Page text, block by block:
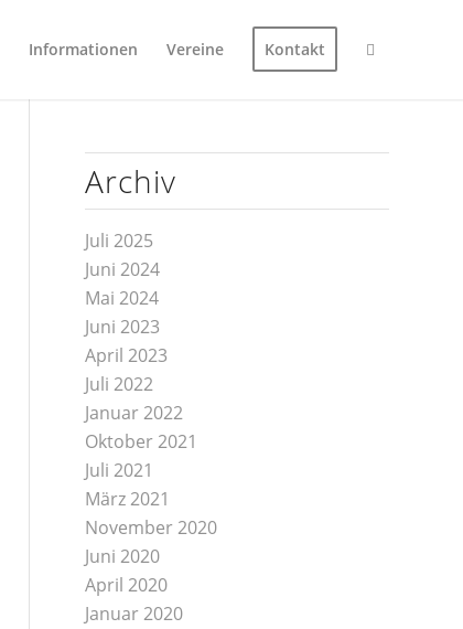
Informationen Vereine Kontakt
Archiv
Juli 2025
Juni 2024
Mai 2024
Juni 2023
April 2023
Juli 2022
Januar 2022
Oktober 2021
Juli 2021
März 2021
November 2020
Juni 2020
April 2020
Januar 2020